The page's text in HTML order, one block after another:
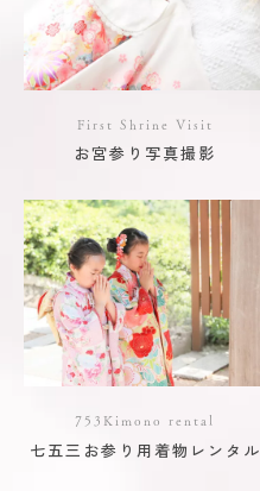
First Shrine Visit
お宮参り写真撮影
753Kimono rental
七五三お参り用着物レンタル